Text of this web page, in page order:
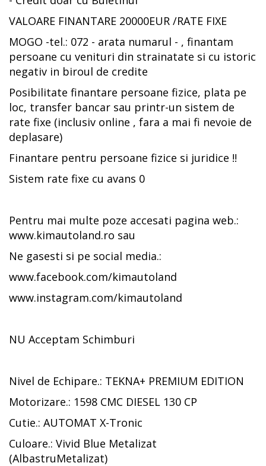
VALOARE FINANTARE 20000EUR /RATE FIXE
MOGO -tel.: 072 - arata numarul - , finantam
persoane cu venituri din strainatate si cu istoric
negativ in biroul de credite
Posibilitate finantare persoane fizice, plata pe
loc, transfer bancar sau printr-un sistem de
rate fixe (inclusiv online , fara a mai fi nevoie de
deplasare)
Finantare pentru persoane fizice si juridice !!
Sistem rate fixe cu avans 0
Pentru mai multe poze accesati pagina web.:
www.kimautoland.ro sau
Ne gasesti si pe social media.:
www.facebook.com/kimautoland
www.instagram.com/kimautoland
NU Acceptam Schimburi
Nivel de Echipare.: TEKNA+ PREMIUM EDITION
Motorizare.: 1598 CMC DIESEL 130 CP
Cutie.: AUTOMAT X-Tronic
Culoare.: Vivid Blue Metalizat
(AlbastruMetalizat)